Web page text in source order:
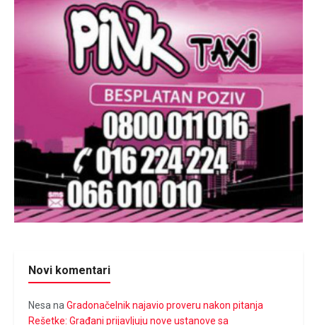
Novi komentari
Nesa na Gradonačelnik najavio proveru nakon pitanja
Rešetke: Građani prijavljuju nove ustanove sa